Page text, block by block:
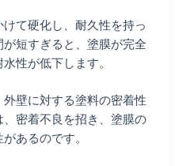
て硬化し、耐久性を持っ
短すぎると、塗膜が完全
性が低下します。
壁に対する塗料の密着性
密着不良を招き、塗膜の
あるのです。